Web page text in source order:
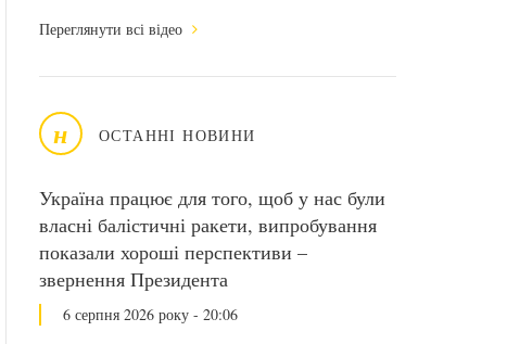
Переглянути всі відео
н ОСТАННІ НОВИНИ
Україна працює для того, щоб у нас були
власні балістичні ракети, випробування
показали хороші перспективи –
звернення Президента
6 серпня 2026 року - 20:06